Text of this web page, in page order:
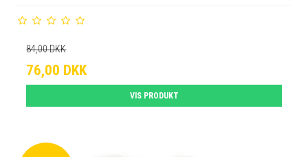
84,00 DKK
76,00 DKK
VIS PRODUKT